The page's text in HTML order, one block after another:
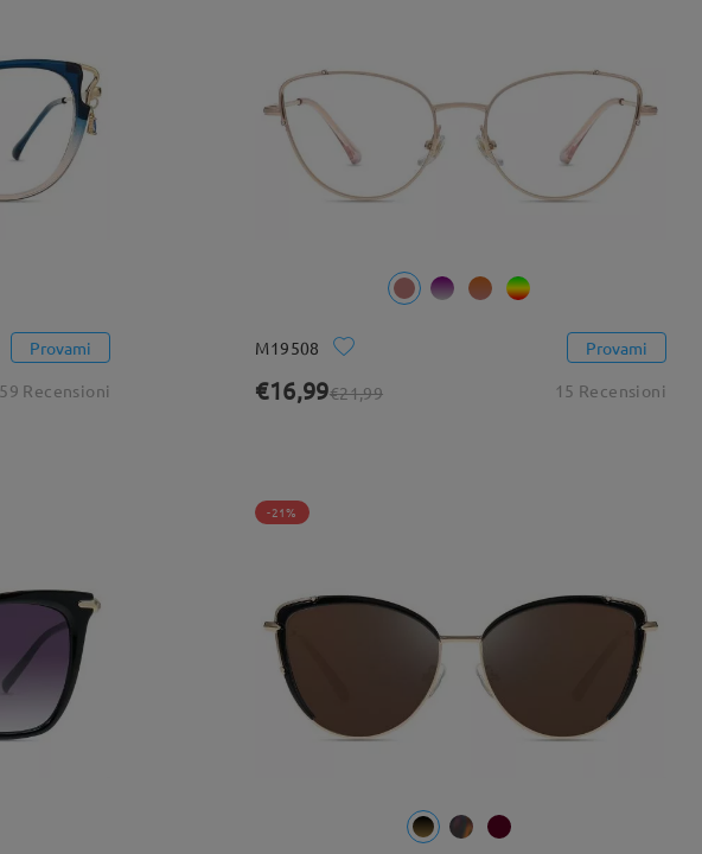
Provami
59 Recensioni
M19508 Provami
€16,99€21,99 15 Recensioni
-21%